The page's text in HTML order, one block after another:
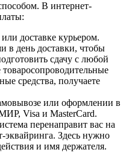
В интернет-
доставке курьером.
в день доставки, чтобы
сдачу с любой
средства, получаете
или оформлении в
Visa и MasterCard.
перенаправит вас на
Здесь нужно
и имя держателя.